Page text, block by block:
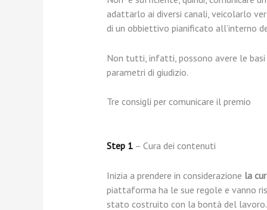
adattarlo ai diversi canali, veicolarlo
di un obbiettivo pianificato all’interno
Non tutti, infatti, possono avere le
parametri di giudizio.
Tre consigli per comunicare il premio
Step 1– Cura dei contenuti
Inizia a prendere in considerazione la
piattaforma ha le sue regole e vanno
stato costruito con la bontà del lavoro.